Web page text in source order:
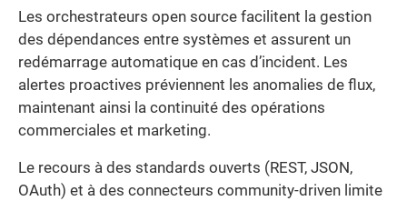
Les orchestrateurs open source facilitent la gestion
des dépendances entre systèmes et assurent un
redémarrage automatique en cas d’incident. Les
alertes proactives préviennent les anomalies de flux,
maintenant ainsi la continuité des opérations
commerciales et marketing.
Le recours à des standards ouverts (REST, JSON,
OAuth) et à des connecteurs community-driven limite